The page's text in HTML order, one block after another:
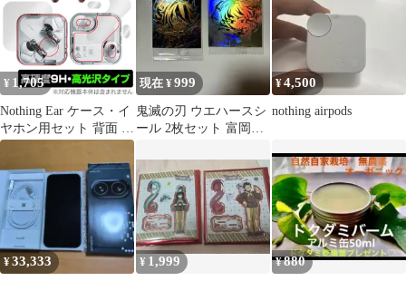
¥ 1,705
Nothing Ear ケース・イ
ヤホン用セット 背面 保
護 フィルム OverLay
NothingEar 9H高硬度 透
明感 高光沢
現在 ¥999
鬼滅の刃 ウエハースシ
ール 2枚セット 富岡義
¥4,500
nothing airpods
¥33,333 ¥ 1,999 ¥880